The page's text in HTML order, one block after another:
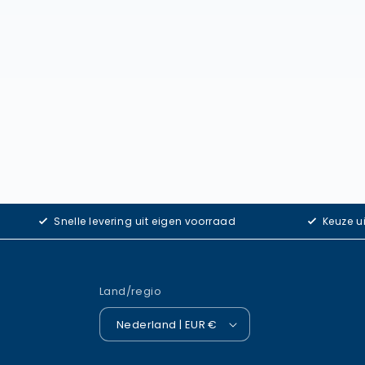
Snelle levering uit eigen voorraad Keuze
Land/regio
Nederland | EUR €